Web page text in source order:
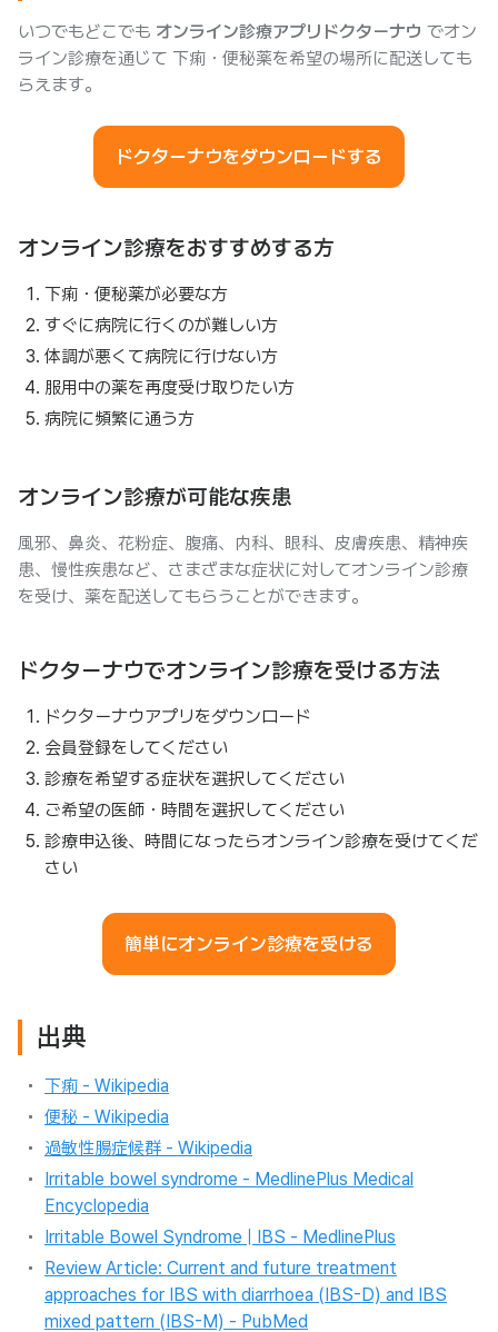
いつでもどこでも オンライン診療アプリドクターナウ でオン
ライン診療を通じて 下痢・便秘薬を希望の場所に配送しても
らえます。
ドクターナウをダウンロードする
オンライン診療をおすすめする方
下痢・便秘薬が必要な方
すぐに病院に行くのが難しい方
体調が悪くて病院に行けない方
服用中の薬を再度受け取りたい方
病院に頻繁に通う方
オンライン診療が可能な疾患
風邪、鼻炎、花粉症、腹痛、内科、眼科、皮膚疾患、精神疾
患、慢性疾患など、さまざまな症状に対してオンライン診療
を受け、薬を配送してもらうことができます。
ドクターナウでオンライン診療を受ける方法
ドクターナウアプリをダウンロード
会員登録をしてください
診療を希望する症状を選択してください
ご希望の医師・時間を選択してください
診療申込後、時間になったらオンライン診療を受けてくだ
さい
簡単にオンライン診療を受ける
出典
下痢 - Wikipedia
便秘 - Wikipedia
過敏性腸症候群 - Wikipedia
Irritable bowel syndrome - MedlinePlus Medical
Encyclopedia
Irritable Bowel Syndrome | IBS - MedlinePlus
Review Article: Current and future treatment
approaches for IBS with diarrhoea (IBS-D) and IBS
mixed pattern (IBS-M) - PubMed